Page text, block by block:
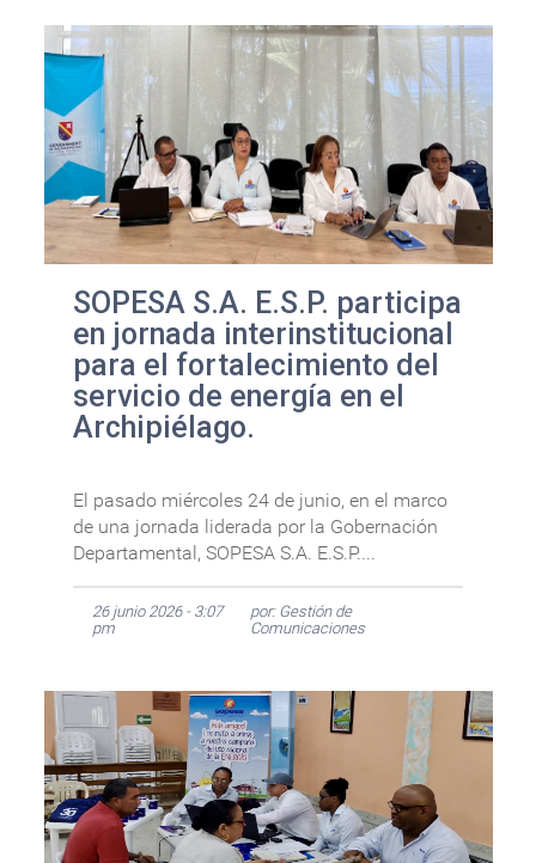
SOPESA S.A. E.S.P. participa
en jornada interinstitucional
para el fortalecimiento del
servicio de energía en el
Archipiélago.
El pasado miércoles 24 de junio, en el marco
de una jornada liderada por la Gobernación
Departamental, SOPESA S.A. E.S.P....
26 junio 2026 - 3:07
pm
por: Gestión de
Comunicaciones